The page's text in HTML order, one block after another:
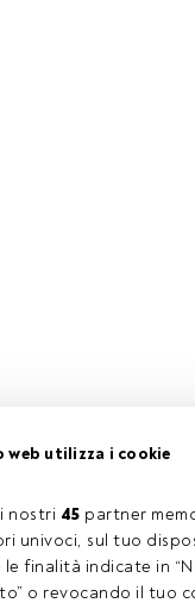
web utilizza i cookie
nostri 45 partner
univoci, sul tuo
finalità indicate in
o revocando il tuo